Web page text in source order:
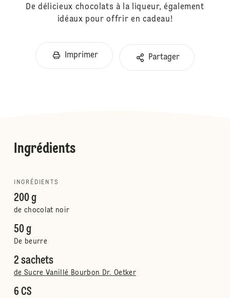
De délicieux chocolats à la liqueur, également
idéaux pour offrir en cadeau!
Imprimer Partager
Ingrédients
INGRÉDIENTS
200 g
de chocolat noir
50 g
De beurre
2 sachets
de Sucre Vanillé Bourbon Dr. Oetker
6 CS